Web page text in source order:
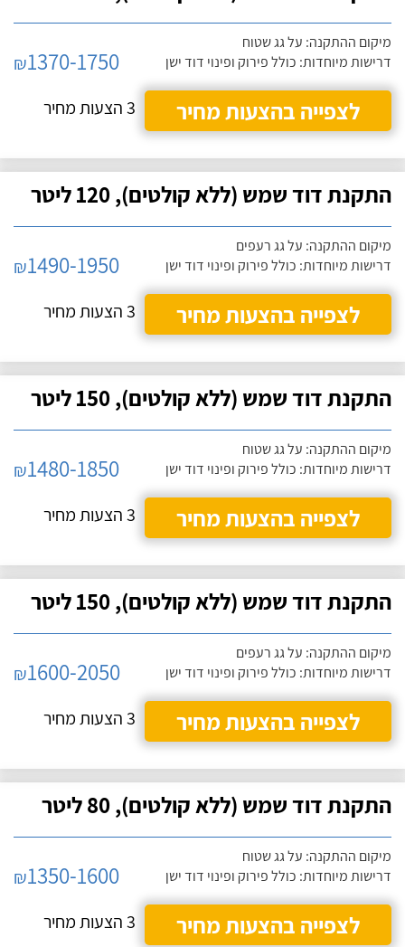
מיקום ההתקנה: על גג שטוח
דרישות מיוחדות: כולל פירוק ופינוי דוד ישן
₪1370-1750
לצפייה בהצעות מחיר
3 הצעות מחיר
התקנת דוד שמש (ללא קולטים), 120 ליטר
מיקום ההתקנה: על גג רעפים
דרישות מיוחדות: כולל פירוק ופינוי דוד ישן
₪1490-1950
לצפייה בהצעות מחיר
3 הצעות מחיר
התקנת דוד שמש (ללא קולטים), 150 ליטר
מיקום ההתקנה: על גג שטוח
דרישות מיוחדות: כולל פירוק ופינוי דוד ישן
₪1480-1850
לצפייה בהצעות מחיר
3 הצעות מחיר
התקנת דוד שמש (ללא קולטים), 150 ליטר
מיקום ההתקנה: על גג רעפים
דרישות מיוחדות: כולל פירוק ופינוי דוד ישן
₪1600-2050
לצפייה בהצעות מחיר
3 הצעות מחיר
התקנת דוד שמש (ללא קולטים), 80 ליטר
מיקום ההתקנה: על גג שטוח
דרישות מיוחדות: כולל פירוק ופינוי דוד ישן
₪1350-1600
לצפייה בהצעות מחיר
3 הצעות מחיר